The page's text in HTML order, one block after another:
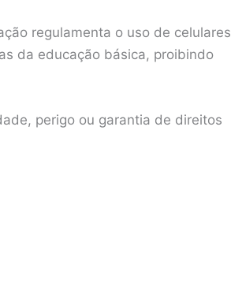
regulamenta o uso de celulares
da educação básica, proibindo
perigo ou garantia de direitos